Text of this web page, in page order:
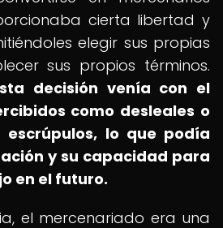
cierta libertad y
elegir sus propias
sus propios términos.
decisión venía con el
como desleales o
escrúpulos, lo que podía
y su capacidad para
en el futuro.
el mercenariado era una